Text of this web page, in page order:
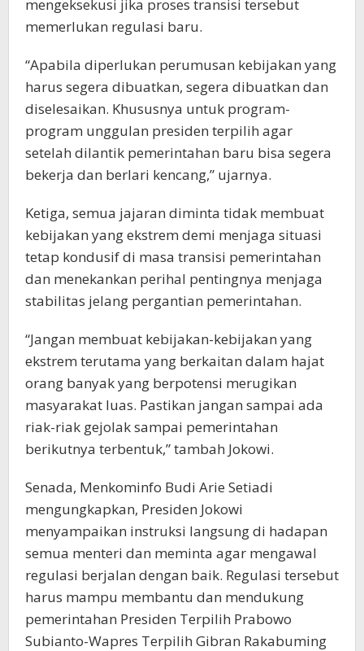
mengeksekusi jika proses transisi tersebut
memerlukan regulasi baru.
“Apabila diperlukan perumusan kebijakan yang
harus segera dibuatkan, segera dibuatkan dan
diselesaikan. Khususnya untuk program-
program unggulan presiden terpilih agar
setelah dilantik pemerintahan baru bisa segera
bekerja dan berlari kencang,” ujarnya.
Ketiga, semua jajaran diminta tidak membuat
kebijakan yang ekstrem demi menjaga situasi
tetap kondusif di masa transisi pemerintahan
dan menekankan perihal pentingnya menjaga
stabilitas jelang pergantian pemerintahan.
“Jangan membuat kebijakan-kebijakan yang
ekstrem terutama yang berkaitan dalam hajat
orang banyak yang berpotensi merugikan
masyarakat luas. Pastikan jangan sampai ada
riak-riak gejolak sampai pemerintahan
berikutnya terbentuk,” tambah Jokowi.
Senada, Menkominfo Budi Arie Setiadi
mengungkapkan, Presiden Jokowi
menyampaikan instruksi langsung di hadapan
semua menteri dan meminta agar mengawal
regulasi berjalan dengan baik. Regulasi tersebut
harus mampu membantu dan mendukung
pemerintahan Presiden Terpilih Prabowo
Subianto-Wapres Terpilih Gibran Rakabuming